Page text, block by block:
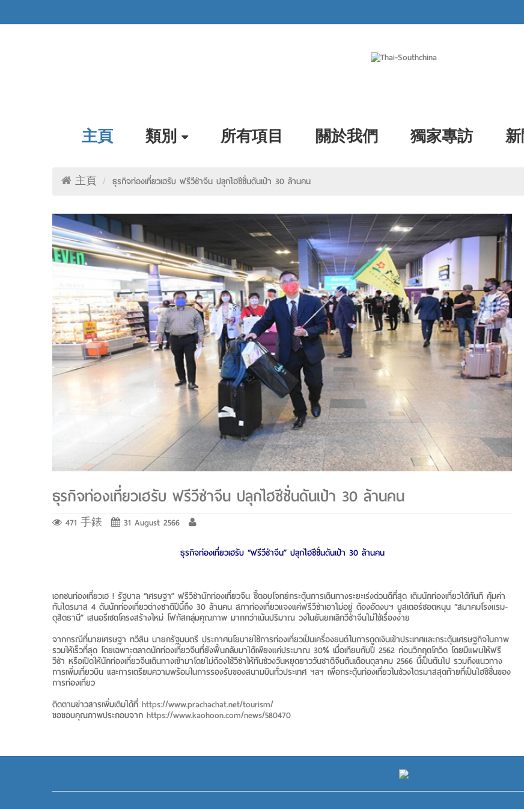
主頁 類別 所有項目 關於我們 獨家專訪
主頁 ธุรกิจท่องเที่ยวเฮรับ ฟรีวีซ่าจีน ปลุกไฮซีซั่นดันเป้า 30 ล้านคน
ธุรกิจท่องเที่ยวเฮรับ ฟรีวีซ่าจีน ปลุกไฮซีซั่นดันเป้า 30 ล้านคน
471 手錶 31 August 2566
ธุรกิจท่องเที่ยวเฮรับ “ฟรีวีซ่าจีน” ปลุกไฮซีซั่นดันเป้า 30 ล้านคน
เอกชนท่องเที่ยวเฮ ! รัฐบาล “เศรษฐา” ฟรีวีซ่านักท่องเที่ยวจีน ชี้ตอบโจทย์กระตุ้นการเดินทางระยะเร่งด่วนดีที่สุด เติมนักท่องเที่ยวได้ทันที คุ้มค่า
ทันไตรมาส 4 ดันนักท่องเที่ยวต่างชาติปีนี้ถึง 30 ล้านคน สภาท่องเที่ยวแจงแค่ฟรีวีซ่าเอาไม่อยู่ ต้องอัดงบฯ บูสเตอร์ชอตหนุน “สมาคมโรงแรม-
ดุสิตธานี” เสนอรีเซตโครงสร้างใหม่ โฟกัสกลุ่มคุณภาพ มากกว่าเน้นปริมาณ วงในยันยกเลิกวีซ่าจีนไม่ใช่เรื่องง่าย
จากกรณีที่นายเศรษฐา ทวีสิน นายกรัฐมนตรี ประกาศนโยบายใช้การท่องเที่ยวเป็นเครื่องยนต์ในการดูดเงินเข้าประเทศและกระตุ้นเศรษฐกิจในภาพ
รวมให้เร็วที่สุด โดยเฉพาะตลาดนักท่องเที่ยวจีนที่ยังฟื้นกลับมาได้เพียงแค่ประมาณ 30% เมื่อเทียบกับปี 2562 ก่อนวิกฤตโควิด โดยมีแผนให้ฟรี
วีซ่า หรือเปิดให้นักท่องเที่ยวจีนเดินทางเข้ามาโดยไม่ต้องใช้วีซ่าให้ทันช่วงวันหยุดยาววันชาติจีนต้นเดือนตุลาคม 2566 นี้เป็นต้นไป รวมถึงแนวทาง
การเพิ่มเที่ยวบิน และการเตรียมความพร้อมในการรองรับของสนามบินทั่วประเทศ ฯลฯ เพื่อกระตุ้นท่องเที่ยวในช่วงไตรมาสสุดท้ายที่เป็นไฮซีซั่นของ
การท่องเที่ยว
ติดตามข่าวสารเพิ่มเติมได้ที่ https://www.prachachat.net/tourism/
ขอขอบคุณภาพประกอบจาก https://www.kaohoon.com/news/580470